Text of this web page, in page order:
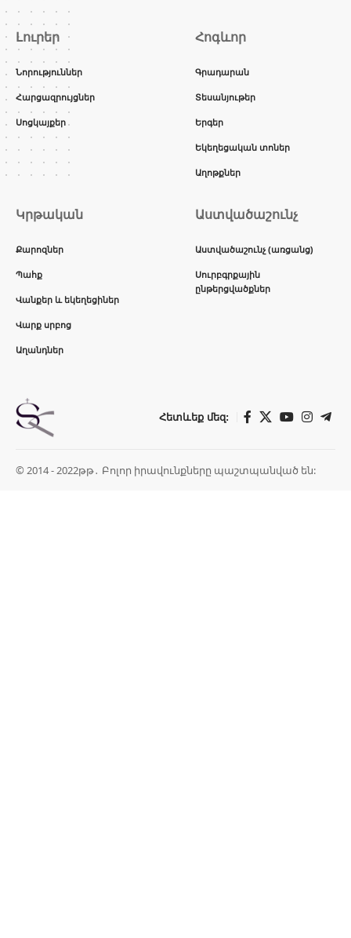
Լուրեր
Նորություններ
Հարցազրույցներ
Սոցկայքեր
Հոգևոր
Գրադարան
Տեսանյութեր
Երգեր
Եկեղեցական տոներ
Աղոթքներ
Կրթական
Քարոզներ
Պահք
Վանքեր և եկեղեցիներ
Վարք սրբոց
Աղանդներ
Աստվածաշունչ
Աստվածաշունչ (առցանց)
Սուրբգրքային
ընթերցվածքներ
Հետևեք մեզ:
© 2014 - 2022թթ․ Բոլոր իրավունքները պաշտպանված են: